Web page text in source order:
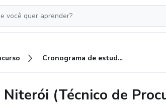
Cronograma de estudos PGM Niterói (Técnico de Procuradoria)
(Técnico de